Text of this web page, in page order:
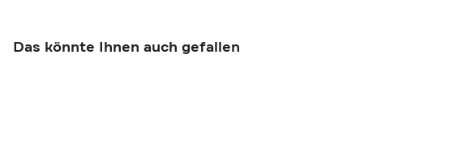
Das könnte Ihnen auch gefallen